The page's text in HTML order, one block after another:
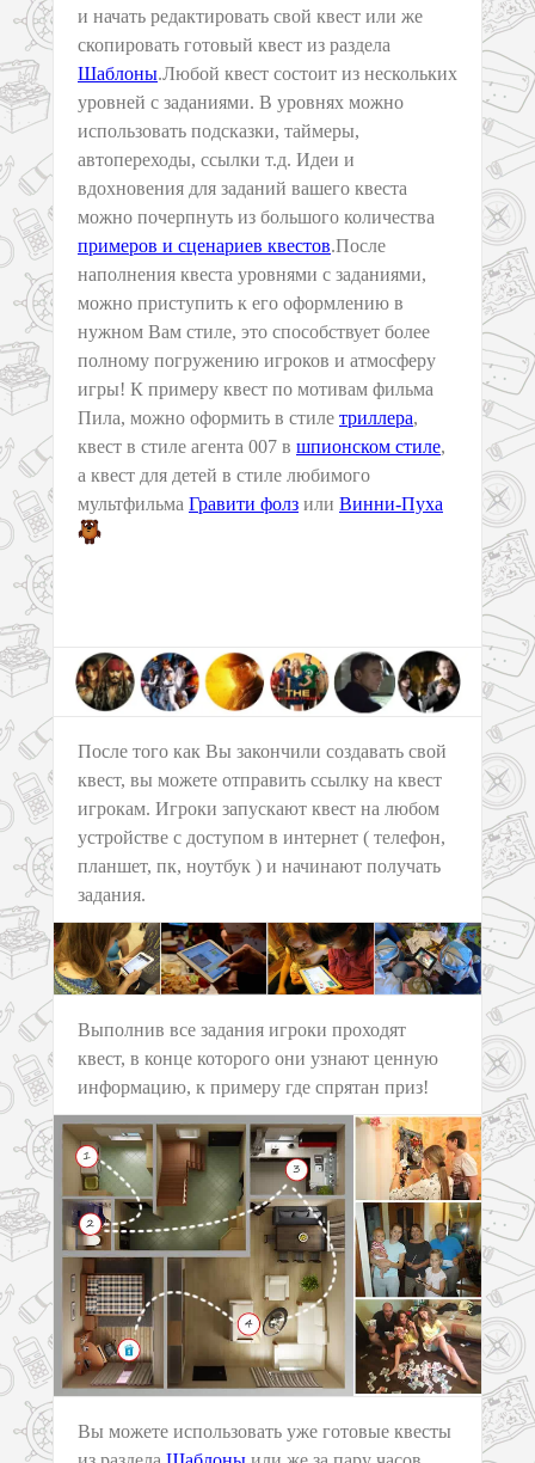
и начать редактировать свой квест или же
скопировать готовый квест из раздела
Шаблоны.Любой квест состоит из нескольких
уровней с заданиями. В уровнях можно
использовать подсказки, таймеры,
автопереходы, ссылки т.д. Идеи и
вдохновения для заданий вашего квеста
можно почерпнуть из большого количества
примеров и сценариев квестов.После
наполнения квеста уровнями с заданиями,
можно приступить к его оформлению в
нужном Вам стиле, это способствует более
полному погружению игроков и атмосферу
игры! К примеру квест по мотивам фильма
Пила, можно оформить в стиле триллера,
квест в стиле агента 007 в шпионском стиле,
а квест для детей в стиле любимого
мультфильма Гравити фолз или Винни-Пуха
После того как Вы закончили создавать свой
квест, вы можете отправить ссылку на квест
игрокам. Игроки запускают квест на любом
устройстве с доступом в интернет ( телефон,
планшет, пк, ноутбук ) и начинают получать
задания.
Выполнив все задания игроки проходят
квест, в конце которого они узнают ценную
информацию, к примеру где спрятан приз!
Вы можете использовать уже готовые квесты